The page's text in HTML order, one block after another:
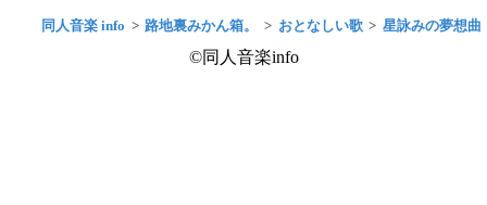
同人音楽 info 路地裏みかん箱。 おとなしい歌 星詠みの夢想曲
©同人音楽info